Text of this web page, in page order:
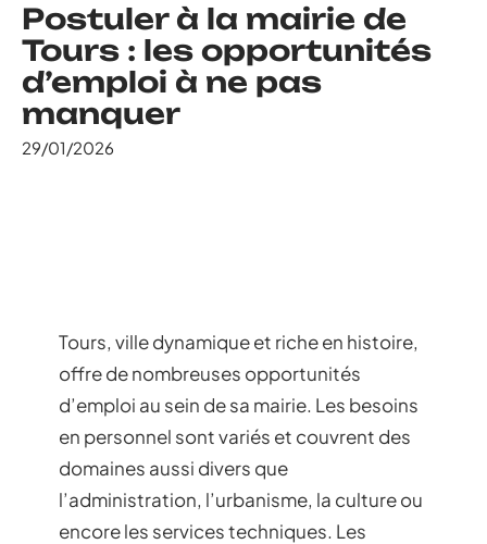
Postuler à la mairie de
Tours : les opportunités
d’emploi à ne pas
manquer
29/01/2026
Tours, ville dynamique et riche en histoire,
offre de nombreuses opportunités
d’emploi au sein de sa mairie. Les besoins
en personnel sont variés et couvrent des
domaines aussi divers que
l’administration, l’urbanisme, la culture ou
encore les services techniques. Les